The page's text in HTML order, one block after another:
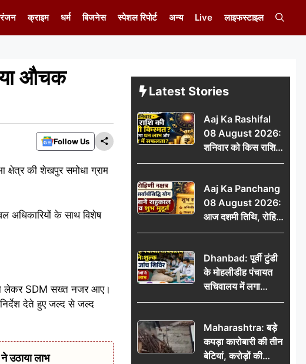
क्राइम धर्म बिजनेस स्पेशल रिपोर्ट अन्य Live लाइफस्टाइल
औचक
Follow Us
की शेखपुर समोधा ग्राम
अधिकारियों के साथ विशेष
लेकर SDM सख्त नजर आए।
देते हुए जल्द से जल्द
उठाया लाभ
Latest Stories
Aaj Ka Rashifal
08 August 2026:
शनिवार को किस राशि
की चमकेगी किस्मत,
और करियर में सफलता?
Aaj Ka Panchang
08 August 2026:
आज दशमी तिथि, रोहिणी
नक्षत्र और सर्वार्थसिद्धि
शुभ मुहूर्त
Dhanbad: पूर्वी टुंडी
के मोहलीडीह पंचायत
सचिवालय में लगा
निःशुल्क स्वास्थ्य जांच
उठाया लाभ
Maharashtra: बड़े
कपड़ा कारोबारी की तीन
बेटियां, करोड़ों की